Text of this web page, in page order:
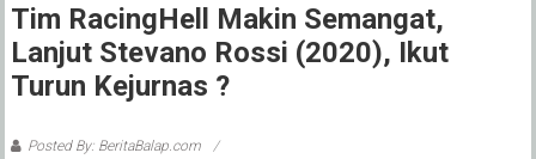
Tim RacingHell Makin Semangat,
Lanjut Stevano Rossi (2020), Ikut
Turun Kejurnas ?
Posted By: BeritaBalap.com